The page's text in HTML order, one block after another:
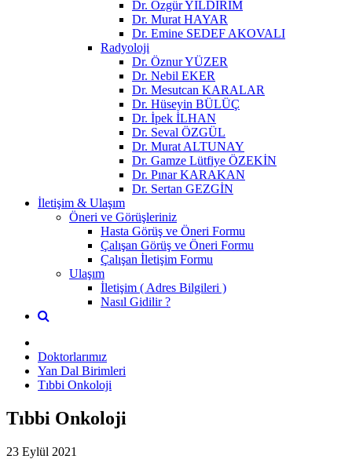
Dr. Özgür YILDIRIM
Dr. Murat HAYAR
Dr. Emine SEDEF AKOVALI
Radyoloji
Dr. Öznur YÜZER
Dr. Nebil EKER
Dr. Mesutcan KARALAR
Dr. Hüseyin BÜLÜÇ
Dr. İpek İLHAN
Dr. Seval ÖZGÜL
Dr. Murat ALTUNAY
Dr. Gamze Lütfiye ÖZEKİN
Dr. Pınar KARAKAN
Dr. Sertan GEZGİN
İletişim & Ulaşım
Öneri ve Görüşleriniz
Hasta Görüş ve Öneri Formu
Çalışan Görüş ve Öneri Formu
Çalışan İletişim Formu
Ulaşım
İletişim ( Adres Bilgileri )
Nasıl Gidilir ?
Doktorlarımız
Yan Dal Birimleri
Tıbbi Onkoloji
Tıbbi Onkoloji
23 Eylül 2021